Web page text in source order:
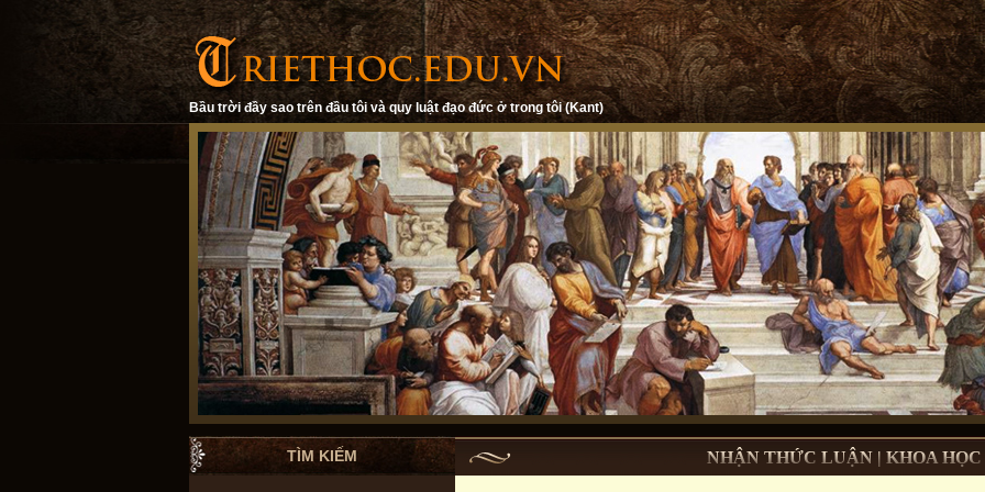
Bầu trời đầy sao trên đầu tôi và quy luật đạo đức ở trong tôi (Kant)
TÌM KIẾM NHẬN THỨC LUẬN | KHOA